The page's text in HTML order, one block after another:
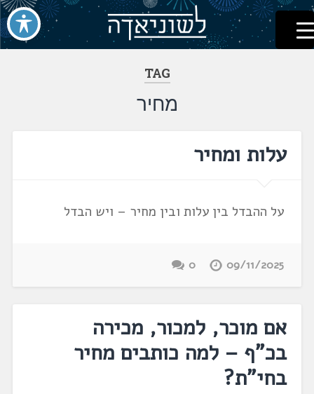
דלג
לתוכן
לשוניאדה
עברית. לשון. שפה
TAG
מחיר
עלות ומחיר
על ההבדל בין עלות ובין מחיר – ויש הבדל
09/11/2025
0
אם מוכר, למכור, מכירה
בכ"ף – למה כותבים מחיר
בחי"ת?